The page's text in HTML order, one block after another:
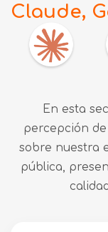
Claude,
En esta
percepción
sobre nuestra
pública,